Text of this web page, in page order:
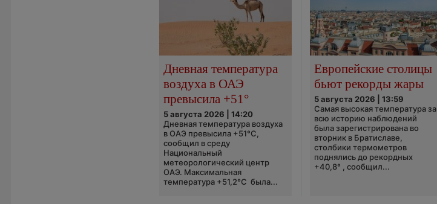
Дневная температура
воздуха в ОАЭ
превысила +51°
5 августа 2026 | 14:20
Дневная температура воздуха
в ОАЭ превысила +51°C,
сообщил в среду
Национальный
метеорологический центр
ОАЭ. Максимальная
температура +51,2°C была...
Европейские столицы
бьют рекорды жары
5 августа 2026 | 13:59
Самая высокая температура за
всю историю наблюдений
была зарегистрирована во
вторник в Братиславе,
столбики термометров
поднялись до рекордных
+40,8° , сообщил...